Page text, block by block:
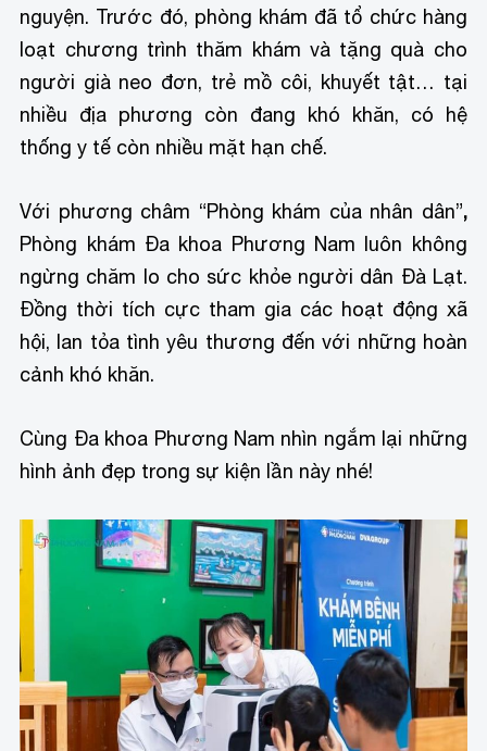
nguyện. Trước đó, phòng khám đã tổ chức hàng
loạt chương trình thăm khám và tặng quà cho
người già neo đơn, trẻ mồ côi, khuyết tật… tại
nhiều địa phương còn đang khó khăn, có hệ
thống y tế còn nhiều mặt hạn chế.
Với phương châm “Phòng khám của nhân dân”,
Phòng khám Đa khoa Phương Nam luôn không
ngừng chăm lo cho sức khỏe người dân Đà Lạt.
Đồng thời tích cực tham gia các hoạt động xã
hội, lan tỏa tình yêu thương đến với những hoàn
cảnh khó khăn.
Cùng Đa khoa Phương Nam nhìn ngắm lại những
hình ảnh đẹp trong sự kiện lần này nhé!